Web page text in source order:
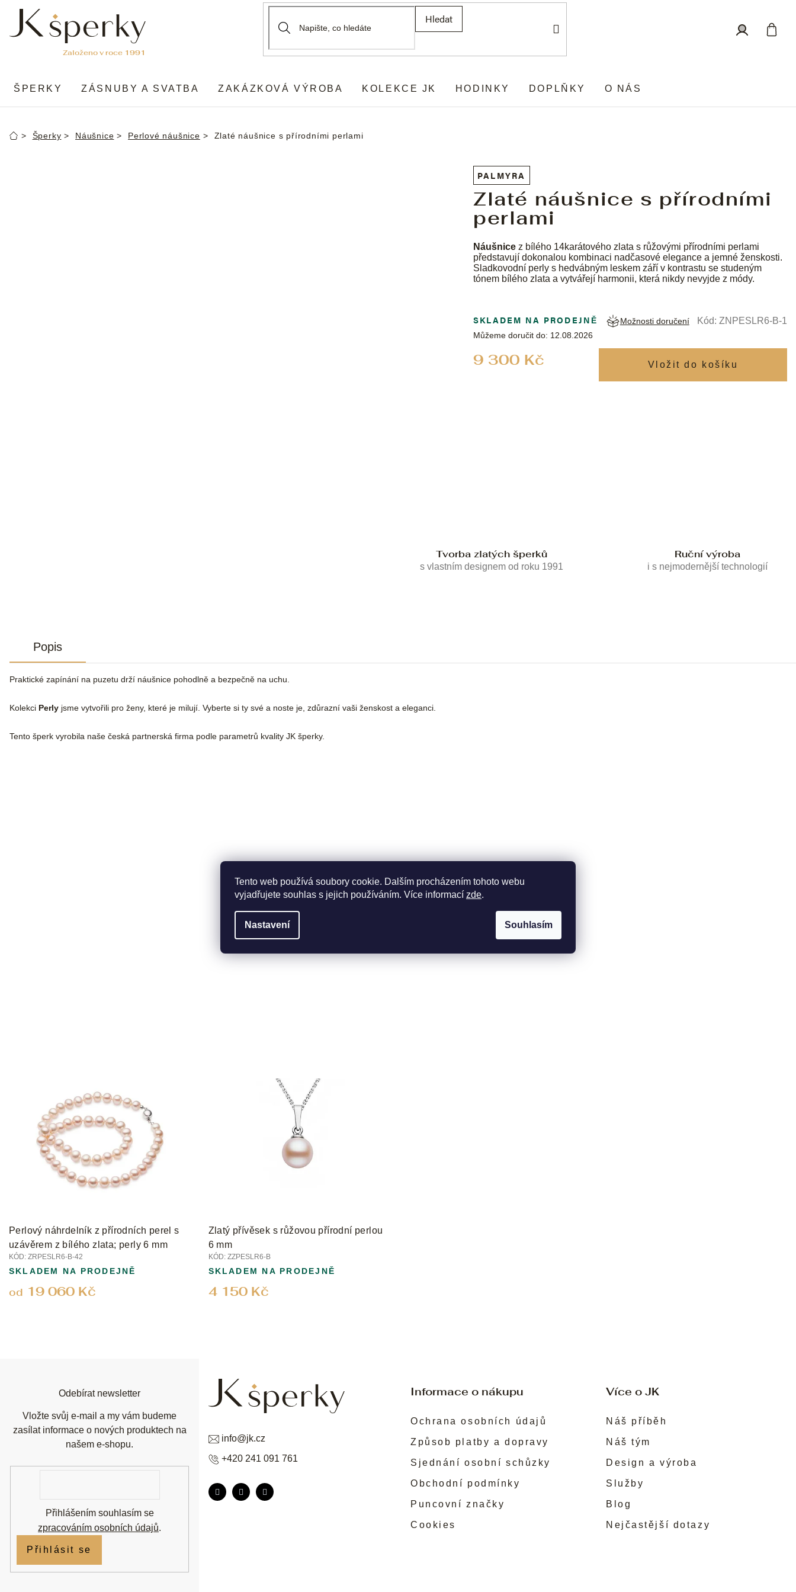
Tento web používá soubory cookie. Dalším procházením tohoto webu
vyjadřujete souhlas s jejich používáním. Více informací zde.
Nastavení Souhlasím
obsah
Hledat
ŠPERKY ZÁSNUBY A SVATBA ZAKÁZKOVÁ VÝROBA KOLEKCE JK HODINKY DOPLŇKY O NÁS
DomůŠperky Náušnice Perlové náušnice Zlaté náušnice s přírodními perlami
PALMYRA
Zlaté náušnice s přírodními
perlami
Náušnice z bílého 14karátového zlata s růžovými přírodními perlami
představují dokonalou kombinaci nadčasové elegance a jemné ženskosti.
Sladkovodní perly s hedvábným leskem září v kontrastu se studeným
tónem bílého zlata a vytvářejí harmonii, která nikdy nevyjde z módy.
9 300 Kč
SKLADEM NA PRODEJNĚ
Můžeme doručit do: 12.08.2026
Možnosti doručení Kód: ZNPESLR6-B-1
Tvorba zlatých šperků
s vlastním designem od roku 1991
Ruční výroba
i s nejmodernější technologií
Popis
Praktické zapínání na puzetu drží náušnice pohodlně a bezpečně na uchu.
Kolekci Perly jsme vytvořili pro ženy, které je milují. Vyberte si ty své a noste je, zdůrazní vaši ženskost a eleganci.
Tento šperk vyrobila naše česká partnerská firma podle parametrů kvality JK šperky.
Perlový náhrdelník z přírodních perel s
uzávěrem z bílého zlata; perly 6 mm
KÓD: ZRPESLR6-B-42
od 19 060 Kč
SKLADEM NA PRODEJNĚ
Zlatý přívěsek s růžovou přírodní perlou
6 mm
KÓD: ZZPESLR6-B
4 150 Kč
SKLADEM NA PRODEJNĚ
Informace o nákupu
Ochrana osobních údajů
Způsob platby a dopravy
Sjednání osobní schůzky
Obchodní podmínky
Puncovní značky
Cookies
Více o JK
Náš příběh
Náš tým
Design a výroba
Služby
Blog
Nejčastější dotazy
info@jk.cz
+420 241 091 761
Odebírat newsletter
Vložte svůj e-mail a my vám budeme
zasílat informace o nových produktech na
našem e-shopu.
Přihlášením souhlasím se
zpracováním osobních údajů.
Přihlásit se